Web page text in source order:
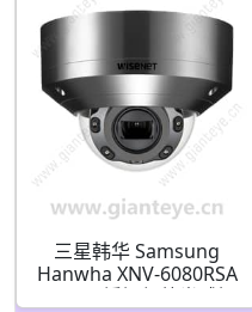
三星韩华 Samsung
Hanwha XNV-6080RSA
2MP 不锈钢红外半球摄